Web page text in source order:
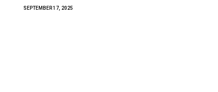
SEPTEMBER 17, 2025